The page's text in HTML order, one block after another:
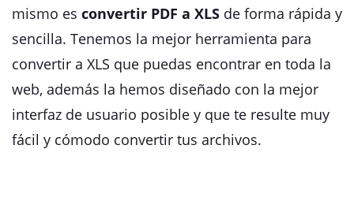
mismo es convertir PDF a XLS de forma rápida y
sencilla. Tenemos la mejor herramienta para
convertir a XLS que puedas encontrar en toda la
web, además la hemos diseñado con la mejor
interfaz de usuario posible y que te resulte muy
fácil y cómodo convertir tus archivos.